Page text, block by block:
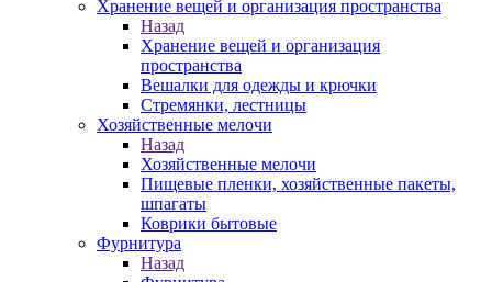
Хранение вещей и организация пространства
Назад
Хранение вещей и организация
пространства
Вешалки для одежды и крючки
Стремянки, лестницы
Хозяйственные мелочи
Назад
Хозяйственные мелочи
Пищевые пленки, хозяйственные пакеты,
шпагаты
Коврики бытовые
Фурнитура
Назад